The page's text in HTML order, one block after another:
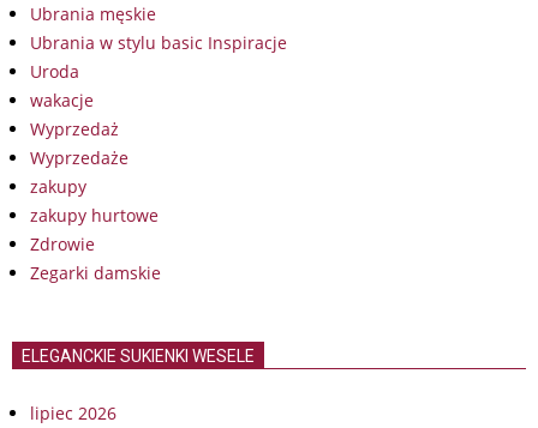
Ubrania męskie
Ubrania w stylu basic Inspiracje
Uroda
wakacje
Wyprzedaż
Wyprzedaże
zakupy
zakupy hurtowe
Zdrowie
Zegarki damskie
ELEGANCKIE SUKIENKI WESELE
lipiec 2026